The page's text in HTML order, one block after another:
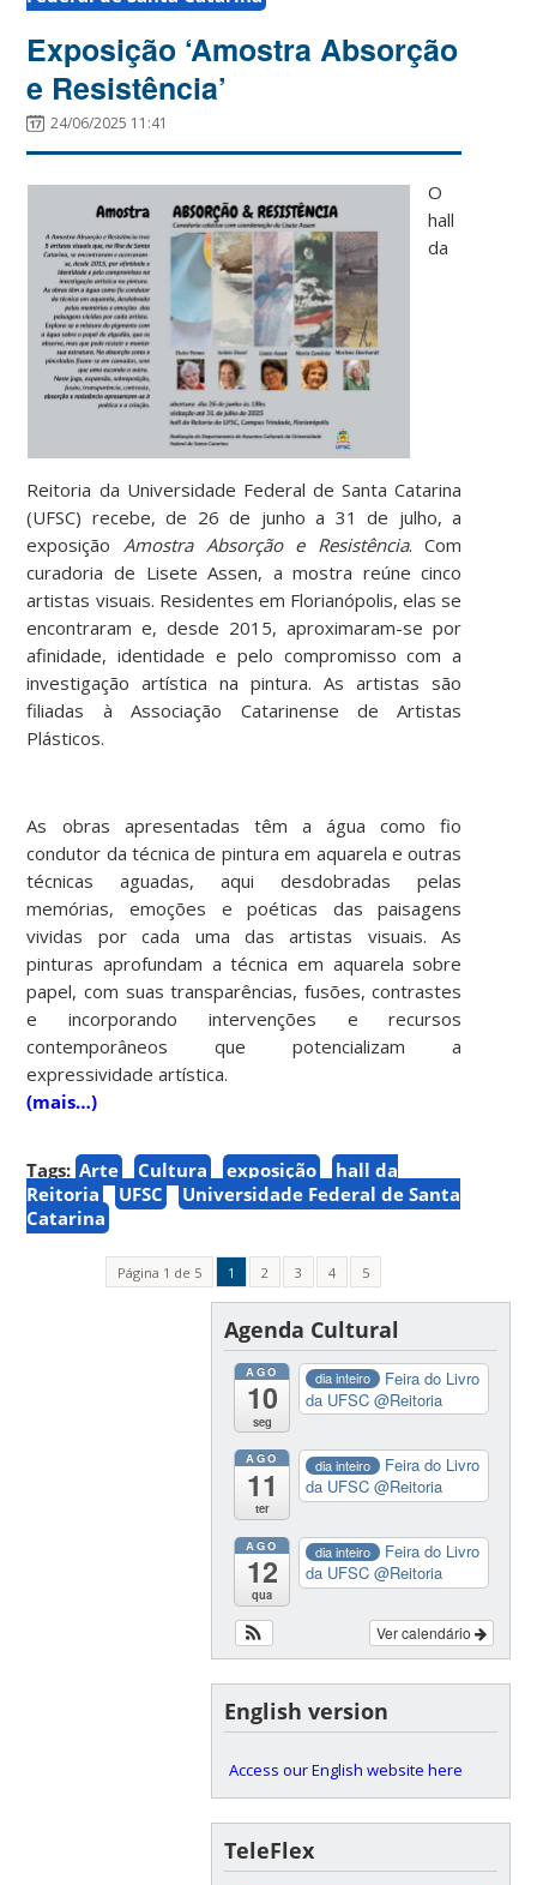
Exposição ‘Amostra Absorção
e Resistência’
24/06/2025 11:41
O
hall
da
Reitoria da Universidade Federal de Santa Catarina
(UFSC) recebe, de 26 de junho a 31 de julho, a
exposição Amostra Absorção e Resistência. Com
curadoria de Lisete Assen, a mostra reúne cinco
artistas visuais. Residentes em Florianópolis, elas se
encontraram e, desde 2015, aproximaram-se por
afinidade, identidade e pelo compromisso com a
investigação artística na pintura. As artistas são
filiadas à Associação Catarinense de Artistas
Plásticos.
As obras apresentadas têm a água como fio
condutor da técnica de pintura em aquarela e outras
técnicas aguadas, aqui desdobradas pelas
memórias, emoções e poéticas das paisagens
vividas por cada uma das artistas visuais. As
pinturas aprofundam a técnica em aquarela sobre
papel, com suas transparências, fusões, contrastes
e incorporando intervenções e recursos
contemporâneos que potencializam a
expressividade artística.
(mais…)
Tags: Arte Cultura exposição
hall da
Reitoria
UFSC
Universidade Federal de Santa
Catarina
Página 1 de 5 1 2 3 4 5
Agenda Cultural
AGO
10
seg
dia inteiro
Feira do Livro
da UFSC@Reitoria
AGO
11
ter
dia inteiro
Feira do Livro
da UFSC@Reitoria
AGO
12
qua
dia inteiro
Feira do Livro
da UFSC@Reitoria
Ver calendário
English version
Access our English website here
TeleFlex